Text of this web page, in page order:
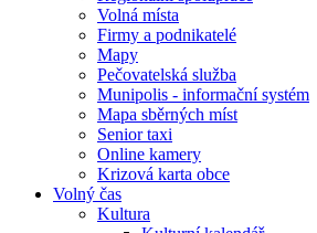
Volná místa
Firmy a podnikatelé
Mapy
Pečovatelská služba
Munipolis - informační systém
Mapa sběrných míst
Senior taxi
Online kamery
Krizová karta obce
Volný čas
Kultura